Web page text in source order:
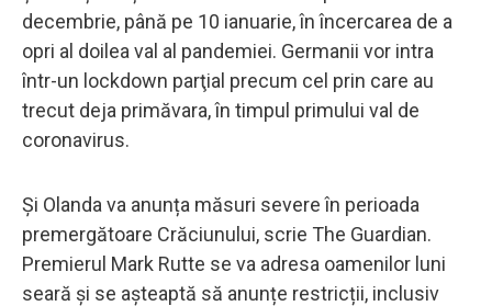
decembrie, până pe 10 ianuarie, în încercarea de a
opri al doilea val al pandemiei. Germanii vor intra
într-un lockdown parţial precum cel prin care au
trecut deja primăvara, în timpul primului val de
coronavirus.
Și Olanda va anunța măsuri severe în perioada
premergătoare Crăciunului, scrie The Guardian.
Premierul Mark Rutte se va adresa oamenilor luni
seară și se așteaptă să anunțe restricții, inclusiv